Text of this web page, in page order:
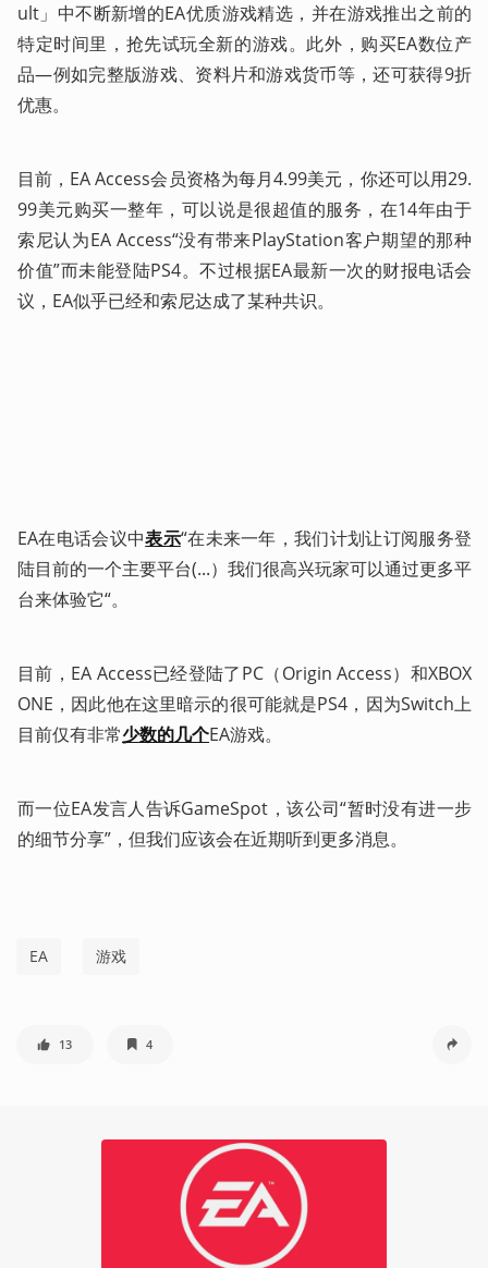
ult」中不断新增的EA优质游戏精选，并在游戏推出之前的
特定时间里，抢先试玩全新的游戏。此外，购买EA数位产
品—例如完整版游戏、资料片和游戏货币等，还可获得9折
优惠。
目前，EA Access会员资格为每月4.99美元，你还可以用29.
99美元购买一整年，可以说是很超值的服务，在14年由于
索尼认为EA Access“没有带来PlayStation客户期望的那种
价值”而未能登陆PS4。不过根据EA最新一次的财报电话会
议，EA似乎已经和索尼达成了某种共识。
EA在电话会议中表示“在未来一年，我们计划让订阅服务登
陆目前的一个主要平台(...）我们很高兴玩家可以通过更多平
台来体验它“。
目前，EA Access已经登陆了PC（Origin Access）和XBOX
ONE，因此他在这里暗示的很可能就是PS4，因为Switch上
目前仅有非常少数的几个EA游戏。
而一位EA发言人告诉GameSpot，该公司“暂时没有进一步
的细节分享”，但我们应该会在近期听到更多消息。
EA 游戏
13 4